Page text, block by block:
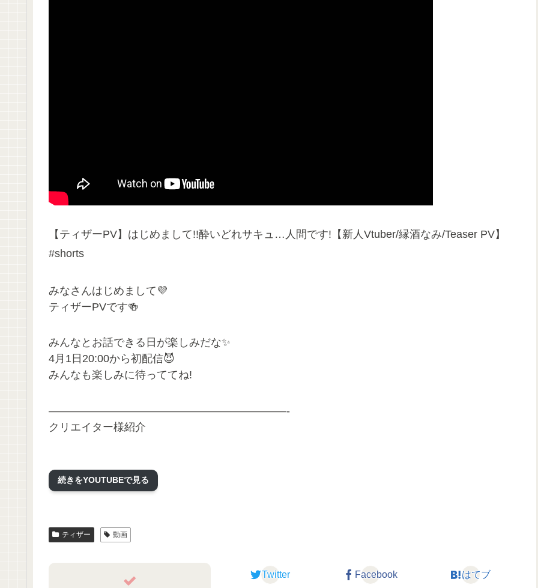
【ティザーPV】はじめまして!!酔いどれサキュ…人間です!【新人Vtuber/縁酒なみ/Teaser PV】
#shorts
みなさんはじめまして💜
ティザーPVです🍻
みんなとお話できる日が楽しみだな✨
4月1日20:00から初配信😈
みんなも楽しみに待っててね!
——————————————————————-
クリエイター様紹介
春告百合様
Tweets by harutugeyuri
💜Live2Dモデリング
続きをYOUTUBEで見る
ティザー 動画
Twitter Facebook はてブ